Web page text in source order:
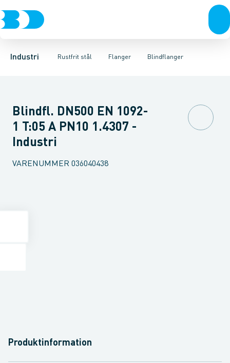
Industri Rustfrit stål
VentilerRustfrit stålSort stålGalvaniseret stålPlast
Flanger
Svejsefittings ASTM svejsefittingsLevnedsmiddel fittings
Blindflanger
Løsflanger Pressede løsflangerSvejseflanger m. krave
Blindfl. DN500 EN 1092-
1 T:05 A PN10 1.4307 -
Industri
VARENUMMER 036040438
Produktinformation